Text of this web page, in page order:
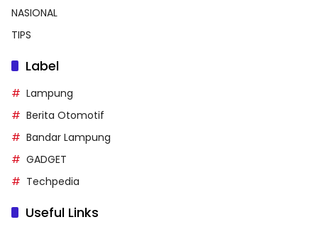
NASIONAL
TIPS
Label
Lampung
Berita Otomotif
Bandar Lampung
GADGET
Techpedia
Useful Links